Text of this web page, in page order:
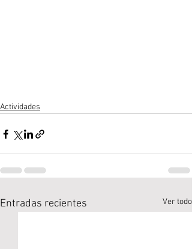
Actividades
Entradas recientes Ver todo